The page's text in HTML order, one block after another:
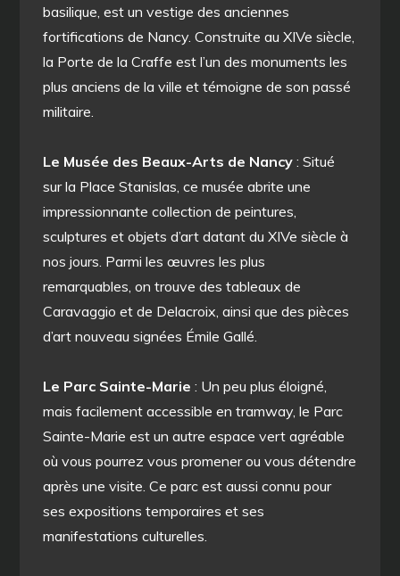
basilique, est un vestige des anciennes
fortifications de Nancy. Construite au XIVe siècle,
la Porte de la Craffe est l’un des monuments les
plus anciens de la ville et témoigne de son passé
militaire.
Le Musée des Beaux-Arts de Nancy : Situé
sur la Place Stanislas, ce musée abrite une
impressionnante collection de peintures,
sculptures et objets d’art datant du XIVe siècle à
nos jours. Parmi les œuvres les plus
remarquables, on trouve des tableaux de
Caravaggio et de Delacroix, ainsi que des pièces
d’art nouveau signées Émile Gallé.
Le Parc Sainte-Marie : Un peu plus éloigné,
mais facilement accessible en tramway, le Parc
Sainte-Marie est un autre espace vert agréable
où vous pourrez vous promener ou vous détendre
après une visite. Ce parc est aussi connu pour
ses expositions temporaires et ses
manifestations culturelles.